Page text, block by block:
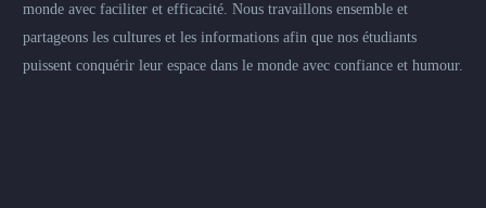
monde avec faciliter et efficacité. Nous travaillons ensemble et
partageons les cultures et les informations afin que nos étudiants
puissent conquérir leur espace dans le monde avec confiance et humour.